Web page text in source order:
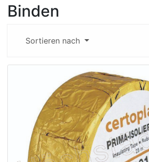
Binden
Sortieren nach